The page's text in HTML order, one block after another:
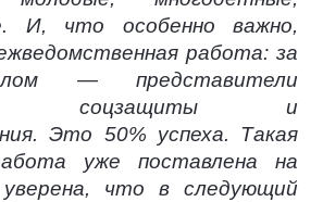
И, что особенно важно,
работа: за
— представители
соцзащиты и
Это 50% успеха. Такая
уже поставлена на
что в следующий